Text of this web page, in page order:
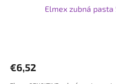
Elmex zubná
€6,52